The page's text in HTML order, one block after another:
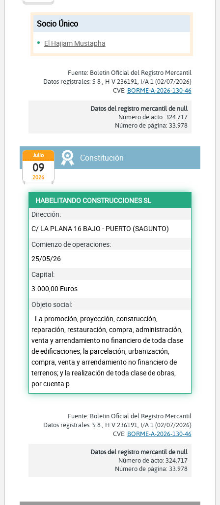
Socio Único
El Hajjam Mustapha
Fuente: Boletín Oficial del Registro Mercantil
Datos registrales: S 8 , H V 236191, I/A 1 (02/07/2026)
CVE: BORME-A-2026-130-46
Datos del registro mercantil de null
Número de acto: 324.717
Número de página: 33.978
2026
Julio
09
Constitución
HABELITANDO CONSTRUCCIONES SL
Dirección:
C/ LA PLANA 16 BAJO - PUERTO (SAGUNTO)
Comienzo de operaciones:
25/05/26
Capital:
3.000,00 Euros
Objeto social:
- La promoción, proyección, construcción,
reparación, restauración, compra, administración,
venta y arrendamiento no financiero de toda clase
de edificaciones; la parcelación, urbanización,
compra, venta y arrendamiento no financiero de
terrenos; y la realización de toda clase de obras,
por cuenta p
Fuente: Boletín Oficial del Registro Mercantil
Datos registrales: S 8 , H V 236191, I/A 1 (02/07/2026)
CVE: BORME-A-2026-130-46
Datos del registro mercantil de null
Número de acto: 324.717
Número de página: 33.978